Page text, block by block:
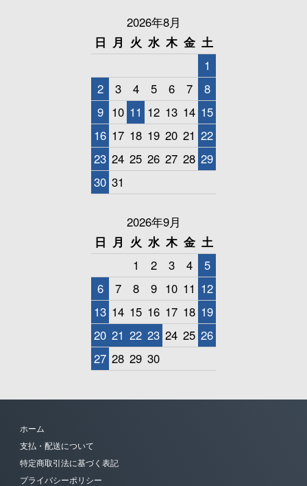
2026年8月
日 月 火 水 木 金 土
1
2
3 4 5 6 7
8
9 10 11 12 13 14 15
16 17 18 19 20 21 22
23 24 25 26 27 28 29
30 31
2026年9月
日 月 火 水 木 金 土
1
2 3 4
5
6
7 8 9 10 11 12
13 14 15 16 17 18 19
20 21 22 23 24 25 26
27 28 29 30
ホーム
支払・配送について
特定商取引法に基づく表記
プライバシーポリシー